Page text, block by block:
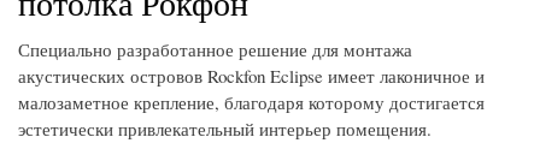
Специально разработанное решение для монтажа
акустических островов Rockfon Eclipse имеет лаконичное и
малозаметное крепление, благодаря которому достигается
эстетически привлекательный интерьер помещения.